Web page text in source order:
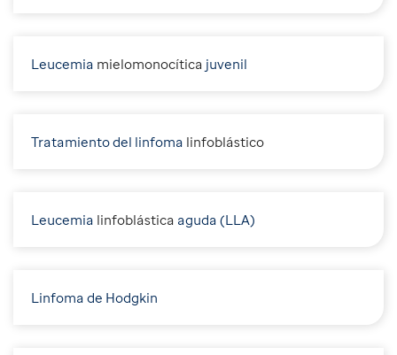
Leucemia mielomonocítica juvenil
Tratamiento del linfoma linfoblástico
Leucemia linfoblástica aguda (LLA)
Linfoma de Hodgkin